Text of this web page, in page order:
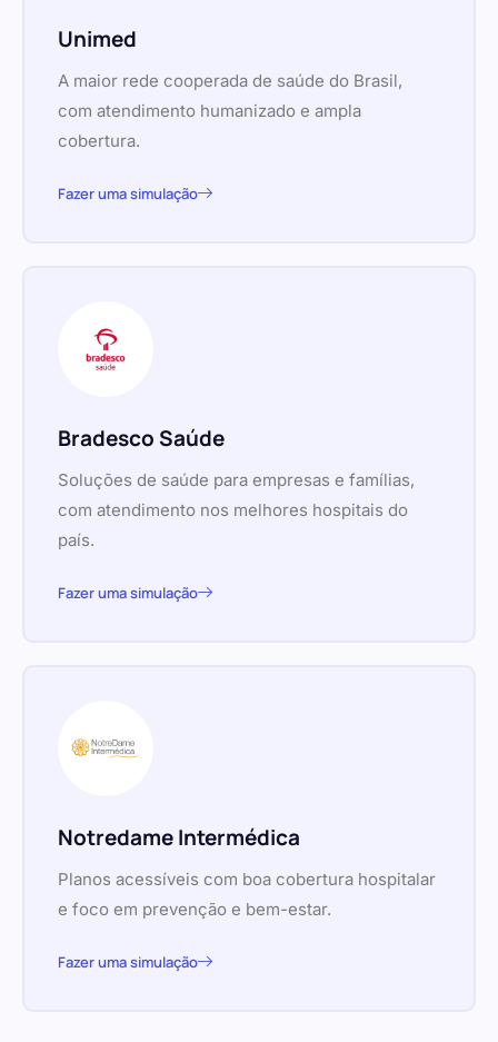
Unimed
A maior rede cooperada de saúde do Brasil,
com atendimento humanizado e ampla
cobertura.
Fazer uma simulação
Bradesco Saúde
Soluções de saúde para empresas e famílias,
com atendimento nos melhores hospitais do
país.
Fazer uma simulação
Notredame Intermédica
Planos acessíveis com boa cobertura hospitalar
e foco em prevenção e bem-estar.
Fazer uma simulação